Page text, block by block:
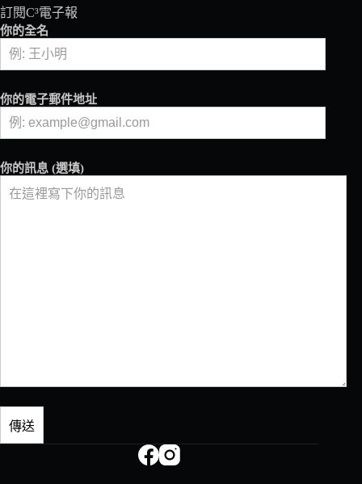
訂閱C³電子報
你的全名
你的電子郵件地址
你的訊息 (選填)